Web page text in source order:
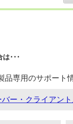
･･･
品専用のサポート
ー・クライアン